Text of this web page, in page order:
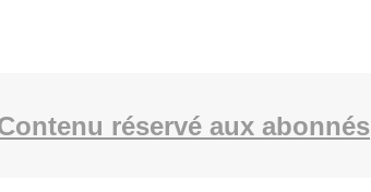
réservé aux abonnés